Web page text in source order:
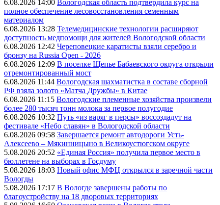
6.08.2026 14:00 Вологодская область подтвердила курс на
полное обеспечение лесовосстановления семенным
материалом
6.08.2026 13:28 Телемедицинские технологии расширяют
доступность медпомощи для жителей Вологодской области
6.08.2026 12:42 Череповецкие каратисты взяли серебро и
бронзу на Russia Open - 2026
6.08.2026 12:09 В поселке Щепье Бабаевского округа открыли
отремонтированный мост
6.08.2026 11:44 Вологодская шахматистка в составе сборной
РФ взяла золото «Матча Дружбы» в Китае
6.08.2026 11:15 Вологодские племенные хозяйства произвели
более 280 тысяч тонн молока за первое полугодие
6.08.2026 10:32 Путь «из варяг в персы» воссоздадут на
фестивале «Небо славян» в Вологодской области
6.08.2026 09:58 Завершается ремонт автодороги Усть-
Алексеево – Мякинницыно в Великоустюгском округе
5.08.2026 20:52 «Единая Россия» получила первое место в
бюллетене на выборах в Госдуму
5.08.2026 18:03 Новый офис МФЦ открылся в заречной части
Вологды
5.08.2026 17:17 В Вологде завершены работы по
благоустройству на 18 дворовых территориях